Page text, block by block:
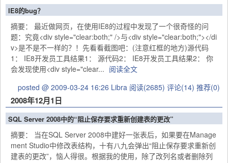
IE8的bug？
摘要： 最近做网页，在使用IE8的过程中发现了一个很奇怪的问
题：究竟<div style="clear:both;" />与<div style="clear:both;"></di
v>是不是不一样的？！先看看截图吧：(注意红框的地方)源代码
1： IE8开发员工具结果1： 源代码2： IE8开发员工具结果2： 你
会发现使用<div style="clear... 阅读全文
posted @ 2009-03-24 16:26 Libra 阅读(2685) 评论(14) 推荐(0)
2008年12月1日
SQL Server 2008中的“阻止保存要求重新创建表的更改”
摘要： 当在SQL Server 2008中建好一张表后，如果要在Manage
ment Studio中修改表结构，十有八九会弹出“阻止保存要求重新创
建表的更改”，恼人得很。根据我的使用，除了改列名或者删除列